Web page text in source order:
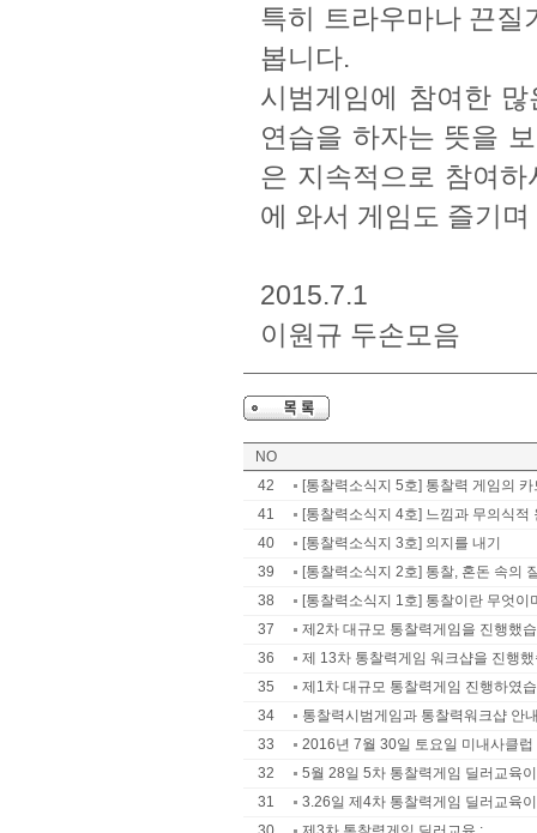
특히 트라우마나 끈질
봅니다.
시범게임에 참여한
연습을 하자는 뜻을
은 지속적으로 참여
에 와서 게임도 즐기
2015.7.1
이원규 두손모음
NO
42
[통찰력소식지 5호] 통찰력 게임의
41
[통찰력소식지 4호] 느낌과 무의식적
40
[통찰력소식지 3호] 의지를 내기
39
[통찰력소식지 2호] 통찰, 혼돈 속의
38
[통찰력소식지 1호] 통찰이란 무엇이
37
제2차 대규모 통찰력게임을 진행했
36
제 13차 통찰력게임 워크샵을 진행
35
제1차 대규모 통찰력게임 진행하였
34
통찰력시범게임과 통찰력워크샵 안
33
2016년 7월 30일 토요일 미내사클
32
5월 28일 5차 통찰력게임 딜러교육
31
3.26일 제4차 통찰력게임 딜러교육